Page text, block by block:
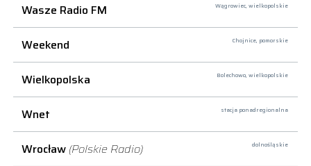
Wasze Radio FM Wągrowiec, wielkopolskie
Weekend Chojnice, pomorskie
Wielkopolska Bolechowo, wielkopolskie
Wnet stacja ponadregionalna
Wrocław (Polskie Radio) dolnośląskie